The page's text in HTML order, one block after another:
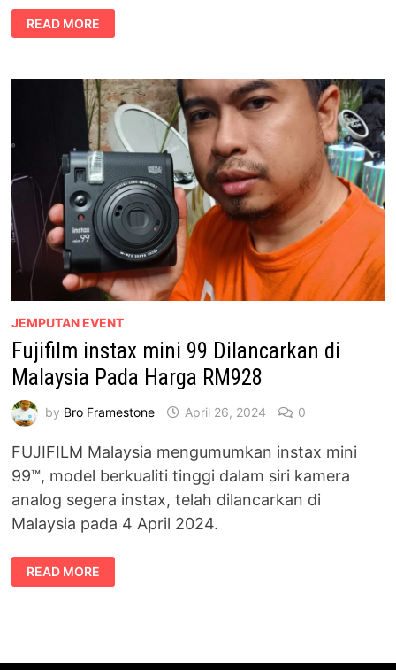
FUJIFILM
X-
M5:
KOMPAK
PROFESIONAL
READ MORE
JEMPUTAN EVENT
Fujifilm instax mini 99 Dilancarkan di
Malaysia Pada Harga RM928
by Bro Framestone April 26, 2024 0
FUJIFILM Malaysia mengumumkan instax mini
99™, model berkualiti tinggi dalam siri kamera
analog segera instax, telah dilancarkan di
Malaysia pada 4 April 2024.
FUJIFILM
INSTAX
MINI
HARGA
READ MORE